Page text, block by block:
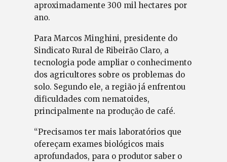
aproximadamente 300 mil hectares por
ano.
Para Marcos Minghini, presidente do
Sindicato Rural de Ribeirão Claro, a
tecnologia pode ampliar o conhecimento
dos agricultores sobre os problemas do
solo. Segundo ele, a região já enfrentou
dificuldades com nematoides,
principalmente na produção de café.
“Precisamos ter mais laboratórios que
ofereçam exames biológicos mais
aprofundados, para o produtor saber o